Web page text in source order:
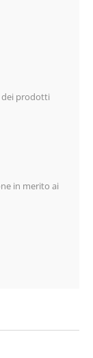
dei prodotti
in merito ai